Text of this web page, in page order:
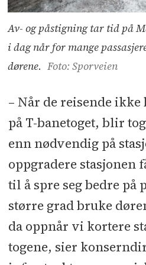
Av- og påstigning tar tid på
i dag når for mange
dørene. Foto: Sporveien
– Når de reisende
på T-banetoget, blir
enn nødvendig på
oppgradere stasjonen
til å spre seg bedre på
større grad bruke
da oppnår vi kortere
togene, sier